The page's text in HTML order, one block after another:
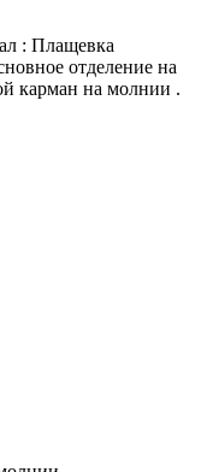
: Плащевка
отделение на
карман на молнии .